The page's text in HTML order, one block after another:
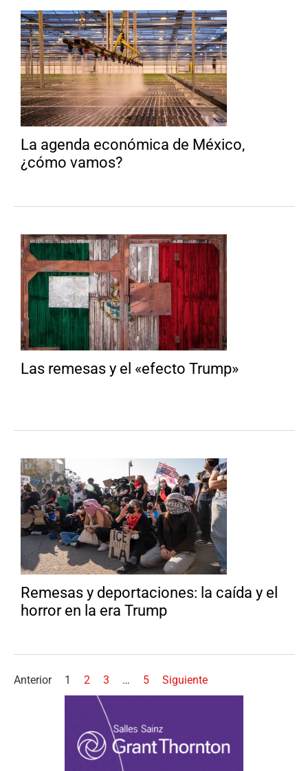
La agenda económica de México,
¿cómo vamos?
Las remesas y el «efecto Trump»
Remesas y deportaciones: la caída y el
horror en la era Trump
Anterior 1 2 3 … 5 Siguiente